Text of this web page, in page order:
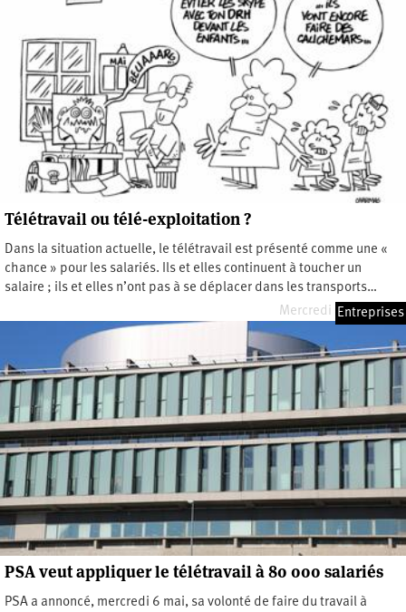
Télétravail ou télé-exploitation ?
Dans la situation actuelle, le télétravail est présenté comme une «
chance » pour les salariés. Ils et elles continuent à toucher un
salaire ; ils et elles n’ont pas à se déplacer dans les transports…
Mercredi 13 mai 2020
Entreprises
PSA veut appliquer le télétravail à 80 000 salariés
PSA a annoncé, mercredi 6 mai, sa volonté de faire du travail à